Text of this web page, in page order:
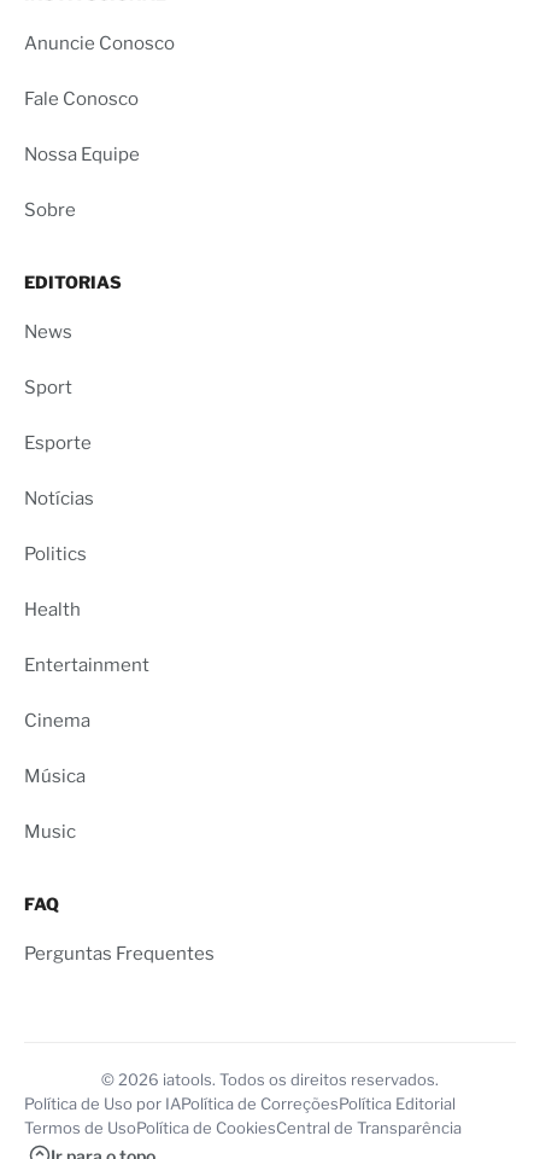
Anuncie Conosco
Fale Conosco
Nossa Equipe
Sobre
EDITORIAS
News
Sport
Esporte
Notícias
Politics
Health
Entertainment
Cinema
Música
Music
FAQ
Perguntas Frequentes
© 2026 iatools. Todos os direitos reservados.
Política de Uso por IAPolítica de CorreçõesPolítica Editorial
Termos de UsoPolítica de CookiesCentral de Transparência